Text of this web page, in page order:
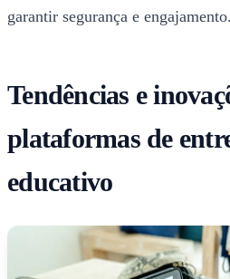
garantir segurança e engajamento.
Tendências e
plataformas de
educativo